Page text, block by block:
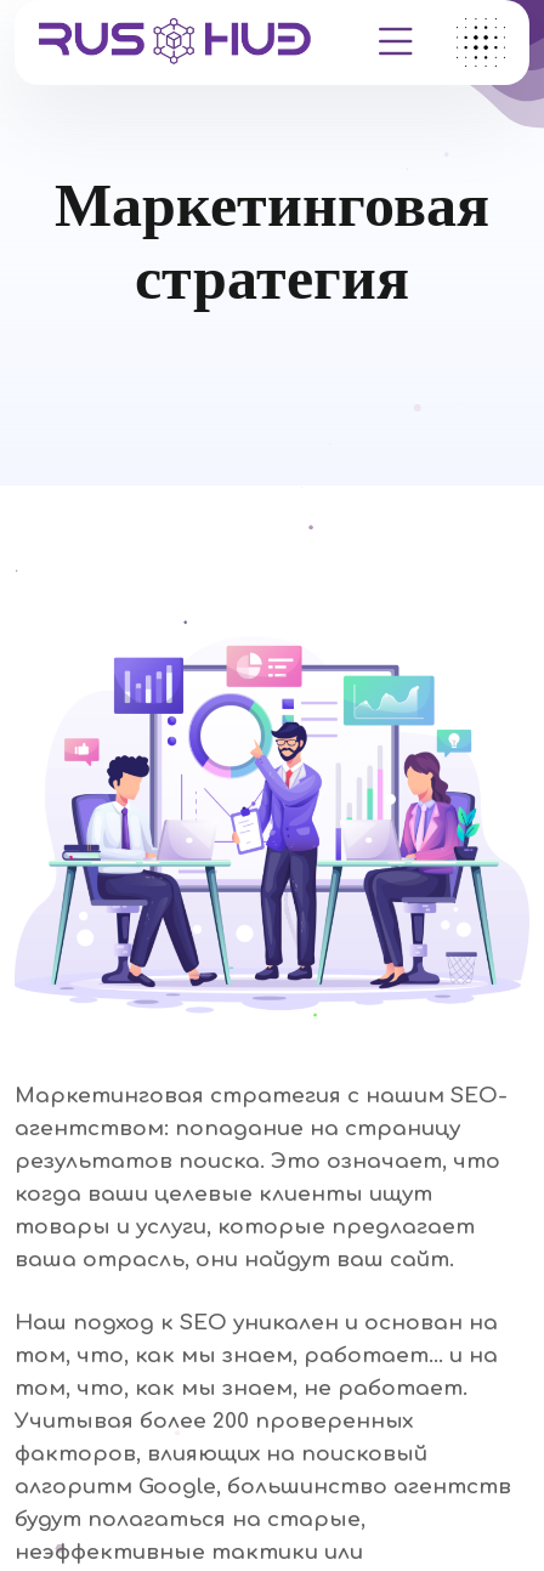
Маркетинговая
стратегия
Маркетинговая стратегия с нашим SEO-
агентством: попадание на страницу
результатов поиска. Это означает, что
когда ваши целевые клиенты ищут
товары и услуги, которые предлагает
ваша отрасль, они найдут ваш сайт.
Наш подход к SEO уникален и основан на
том, что, как мы знаем, работает… и на
том, что, как мы знаем, не работает.
Учитывая более 200 проверенных
факторов, влияющих на поисковый
алгоритм Google, большинство агентств
будут полагаться на старые,
неэффективные тактики или